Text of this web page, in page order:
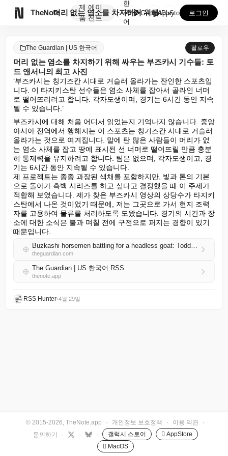
TheNote
제
품
에이
전트
머리 없는 염소를 차지하기 위해 싸우는 부즈카시 기수들...
한
국
어
GooglePlay
AppStore 로그인
The Guardian | US 한국어 팔로우
머리 없는 염소를 차지하기 위해 싸우는 부즈카시 기수들: 토
드 앤서니의 최고 사진
‘부즈카시는 칭기즈칸 시대로 거슬러 올라가는 잔인한 스포츠입
니다. 이 타지키스탄 선수들은 염소 사체를 잡아서 골라인 너머
로 떨어뜨리려고 합니다. 각자도생이며, 경기는 6시간 동안 지속
될 수 있습니다.’
부즈카시에 대해 처음 어디서 읽었는지 기억나지 않습니다. 중앙
아시아 전역에서 행해지는 이 스포츠는 칭기즈칸 시대로 거슬러
올라가는 것으로 여겨집니다. 말에 탄 많은 사람들이 머리가 없
는 염소 사체를 잡고 땅에 표시된 선 너머로 떨어뜨릴 만큼 충분
히 통제력을 유지하려고 합니다. 팀은 없으며, 각자도생이고, 경
기는 6시간 동안 지속될 수 있습니다.
제 프로젝트는 종종 과장된 색채를 포함하지만, 빛과 톤의 기본
으로 돌아가 흑백 시리즈를 하고 싶다고 결정했을 때 이 주제가
적합해 보였습니다. 제가 찾은 부즈카시 영상의 상당수가 타지키
스탄에서 나온 것이었기 때문에, 저는 그곳으로 가서 현지 조력
자를 고용하여 물류를 처리하도록 도왔습니다. 경기의 시간과 장
소에 대한 소식은 불과 며칠 전에 구전으로 퍼지는 경향이 있기
때문입니다.
Buzkashi horsemen battling for a headless goat: Todd Antony’s best photograph
theguardian.com
The Guardian | US 한국어 RSS
thenote.app
RSS Hunter•4월 29일
© 2015-2026, TheNote.app · 개인정보 보호정책 · 이용 약관
·
문의하기
· · · 갤럭시 스토어
 AppStore
 MacOS